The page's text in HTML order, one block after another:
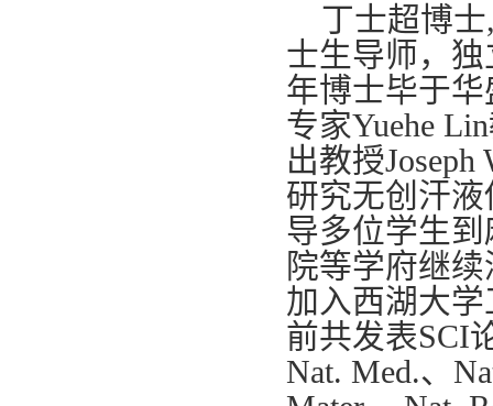
丁士超博士
士生导师，独
年博士毕于
专家Yuehe
出教授
研究无创汗
导多位学生
院等学府继
加入西湖大
前共发表SCI
Nat. Med.、